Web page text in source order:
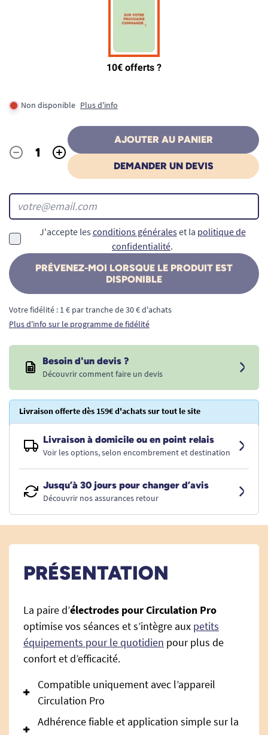
Non disponible Plus d'info
Quantité
- +
AJOUTER AU PANIER
DEMANDER UN DEVIS
J'accepte les conditions généraleset la politique de
confidentialité.
PRÉVENEZ-MOI LORSQUE LE PRODUIT EST
DISPONIBLE
Votre fidélité : 1 € par tranche de 30 € d'achats
Plus d'info sur le programme de fidélité
Besoin d'un devis ?
Découvrir comment faire un devis
Livraison offerte dès 159€ d'achats sur tout le site
Livraison à domicile ou en point relais
Voir les options, selon encombrement et destination
Jusqu’à 30 jours pour changer d’avis
Découvrir nos assurances retour
PRÉSENTATION
La paire d’électrodes pour Circulation Pro
optimise vos séances et s’intègre aux petits
équipements pour le quotidien pour plus de
confort et d’efficacité.
Compatible uniquement avec l’appareil
Circulation Pro
Adhérence fiable et application simple sur la